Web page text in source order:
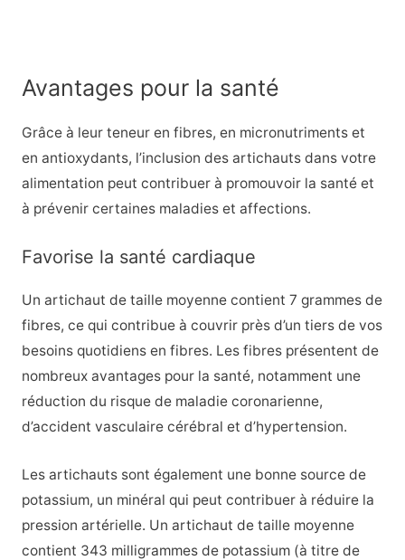
Avantages pour la santé
Grâce à leur teneur en fibres, en micronutriments et
en antioxydants, l’inclusion des artichauts dans votre
alimentation peut contribuer à promouvoir la santé et
à prévenir certaines maladies et affections.
Favorise la santé cardiaque
Un artichaut de taille moyenne contient 7 grammes de
fibres, ce qui contribue à couvrir près d’un tiers de vos
besoins quotidiens en fibres. Les fibres présentent de
nombreux avantages pour la santé, notamment une
réduction du risque de maladie coronarienne,
d’accident vasculaire cérébral et d’hypertension.
Les artichauts sont également une bonne source de
potassium, un minéral qui peut contribuer à réduire la
pression artérielle. Un artichaut de taille moyenne
contient 343 milligrammes de potassium (à titre de